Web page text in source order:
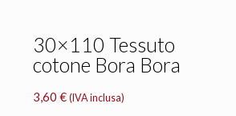
30×110 Tessuto
cotone Bora Bora
3,60 € (IVA inclusa)